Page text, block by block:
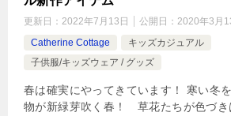
更新日： 2022年7月13日 公開日： 2020年3月
Catherine Cottage
キッズカジュアル
子供服/キッズウェア / グッズ
春は確実にやってきています！ 寒い冬
物が新緑芽吹く春！ 草花たちが色づき